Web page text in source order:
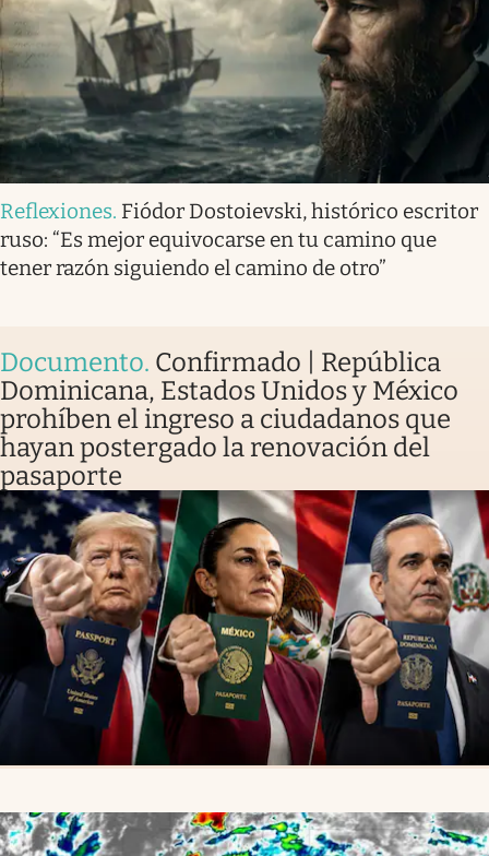
Reflexiones. Fiódor Dostoievski, histórico escritor
ruso: “Es mejor equivocarse en tu camino que
tener razón siguiendo el camino de otro”
Documento. Confirmado | República
Dominicana, Estados Unidos y México
prohíben el ingreso a ciudadanos que
hayan postergado la renovación del
pasaporte